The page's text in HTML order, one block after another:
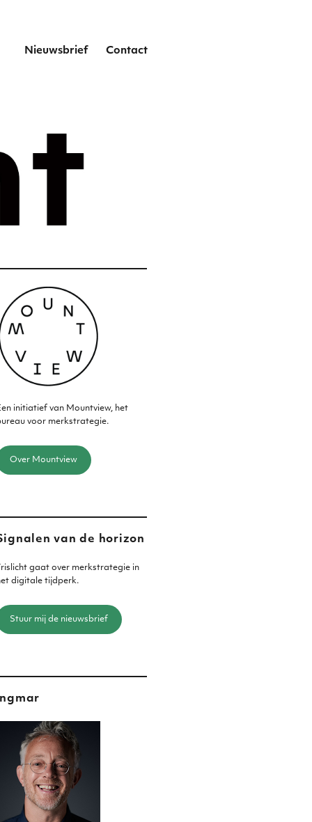
Nieuwsbrief Contact
initiatief van Mountview, het
voor merkstrategie.
Over Mountview
van de horizon
gaat over merkstrategie in
digitale tijdperk.
Stuur mij de nieuwsbrief
Ingmar